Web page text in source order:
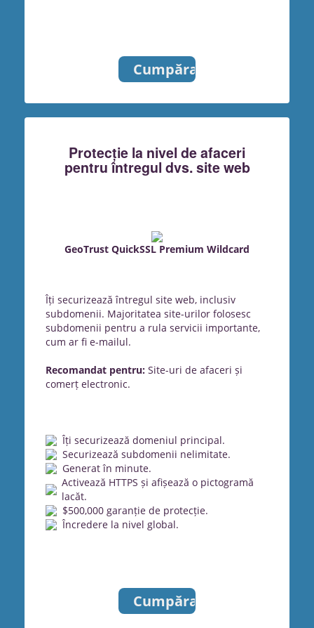
Cumpărați
Protecție la nivel de afaceri
pentru întregul dvs. site web
GeoTrust QuickSSL Premium Wildcard
Îți securizează întregul site web, inclusiv
subdomenii. Majoritatea site-urilor folosesc
subdomenii pentru a rula servicii importante,
cum ar fi e-mailul.
Recomandat pentru: Site-uri de afaceri și
comerț electronic.
Îți securizează domeniul principal.
Securizează subdomenii nelimitate.
Generat în minute.
Activează HTTPS și afișează o pictogramă
lacăt.
$500,000 garanție de protecție.
Încredere la nivel global.
Cumpărați